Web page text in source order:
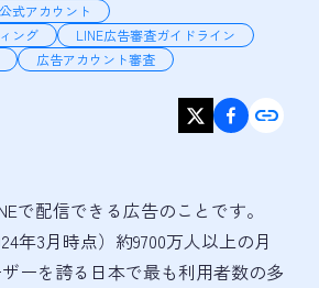
式アカウント
ング
LINE広告審査ガイドライン
広告アカウント審査
で配信できる広告のことです。
年3月時点）約9700万人以上の月
ーを誇る日本で最も利用者数の多